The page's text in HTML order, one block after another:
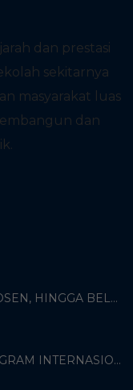
dan prestasi
sekitarnya
masyarakat luas
dan
DARI GADO-GADO, TEBAK UMUR DOSEN, HINGGA BELI PECI MUHAMMADIYAH: TERUNGKAPNYA KISAH UNIK 3 MAHASISWA TURKI DI SMAMDA!
SMAMDA SURABAYA PERKUAT PROGRAM INTERNASIONAL MELALUI KOORDINASI BERSAMA WALI MURID KELAS X